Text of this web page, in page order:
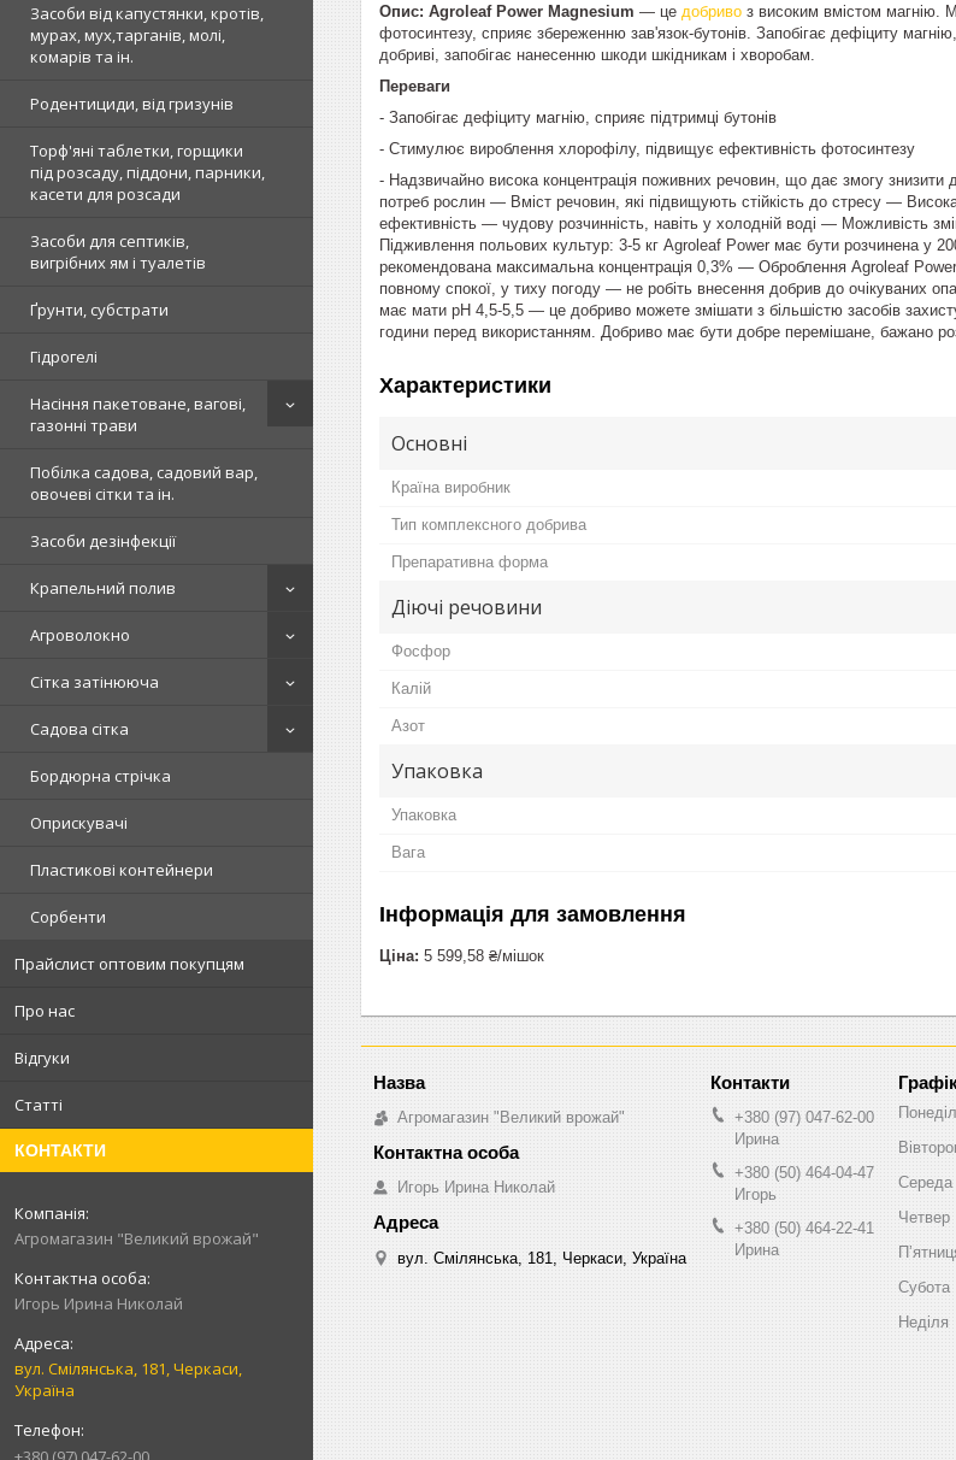
Засоби від капустянки, кротів,
мурах, мух,тарганів, молі,
комарів та ін.
Родентициди, від гризунів
Торф'яні таблетки, горщики
під розсаду, піддони, парники,
касети для розсади
Засоби для септиків,
вигрібних ям і туалетів
Ґрунти, субстрати
Гідрогелі
Насіння пакетоване, вагові,
газонні трави
Побілка садова, садовий вар,
овочеві сітки та ін.
Засоби дезінфекції
Крапельний полив
Агроволокно
Сітка затінююча
Садова сітка
Бордюрна стрічка
Оприскувачі
Пластикові контейнери
Сорбенти
Прайслист оптовим покупцям
Про нас
Відгуки
Статті
КОНТАКТИ
Агромагазин "Великий врожай"
Игорь Ирина Николай
вул. Смілянська, 181, Черкаси,
Україна
Опис: Agroleaf Power Magnesium — це добриво з високим вмістом магнію.
фотосинтезу, сприяє збереженню зав'язок-бутонів. Запобігає дефіциту
добриві, запобігає нанесенню шкоди шкідникам і хворобам.
Переваги
- Запобігає дефіциту магнію, сприяє підтримці бутонів
- Стимулює вироблення хлорофілу, підвищує ефективність фотосинтезу
- Надзвичайно висока концентрація поживних речовин, що дає змогу
потреб рослин — Вміст речовин, які підвищують стійкість до стресу —
ефективність — чудову розчинність, навіть у холодній воді — Можливість
Підживлення польових культур: 3-5 кг Agroleaf Power має бути розчинена у
рекомендована максимальна концентрація 0,3% — Оброблення Agroleaf
повному спокої, у тиху погоду — не робіть внесення добрив до очікуваних
має мати pH 4,5-5,5 — це добриво можете змішати з більшістю засобів
години перед використанням. Добриво має бути добре перемішане, бажано
Характеристики
Основні
Країна виробник
Тип комплексного добрива
Препаративна форма
Діючі речовини
Фосфор
Калій
Азот
Упаковка
Упаковка
Вага
Інформація для замовлення
Ціна: 5 599,58 ₴/мішок
Агромагазин "Великий врожай"
Игорь Ирина Николай
вул. Смілянська, 181, Черкаси, Україна
+380 (97) 047-62-00
Ирина
+380 (50) 464-04-47
Игорь
+380 (50) 464-22-41
Ирина
Середа
Четвер
Субота
Неділя